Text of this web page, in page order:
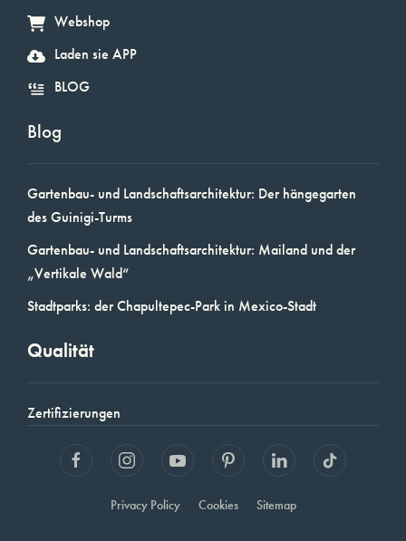
Webshop
Laden sie APP
BLOG
Blog
Gartenbau- und Landschaftsarchitektur: Der hängegarten
des Guinigi-Turms
Gartenbau- und Landschaftsarchitektur: Mailand und der
„Vertikale Wald“
Stadtparks: der Chapultepec-Park in Mexico-Stadt
Qualität
Zertifizierungen
Privacy Policy Cookies Sitemap